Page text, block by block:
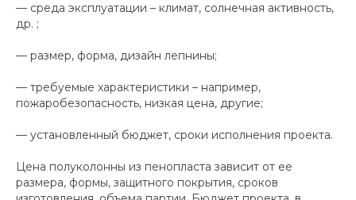
— среда эксплуатации – климат, солнечная активность,
др. ;
— размер, форма, дизайн лепнины;
— требуемые характеристики – например,
пожаробезопасность, низкая цена, другие;
— установленный бюджет, сроки исполнения проекта.
Цена полуколонны из пенопласта зависит от ее
размера, формы, защитного покрытия, сроков